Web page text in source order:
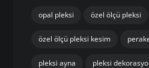
opal pleksi özel ölçü pleksi
özel ölçü pleksi kesim
pleksi ayna pleksi